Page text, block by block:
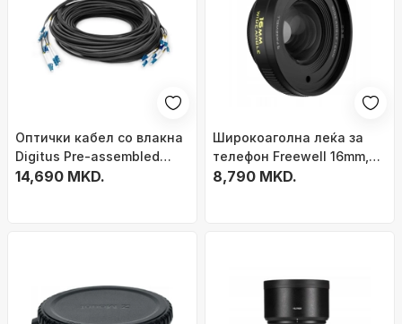
Оптички кабел со влакна
Digitus Pre-assembled
Universal Breakout, single
14,690 MKD.
Широкоаголна леќа за
телефон Freewell 16mm,
105° FOV, за iPhone и
8,790 MKD.